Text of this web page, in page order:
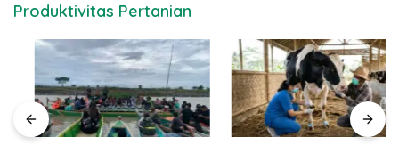
Produktivitas Pertanian